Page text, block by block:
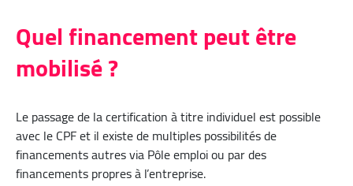
Quel financement peut être
mobilisé ?
Le passage de la certification à titre individuel est possible
avec le CPF et il existe de multiples possibilités de
financements autres via Pôle emploi ou par des
financements propres à l’entreprise.